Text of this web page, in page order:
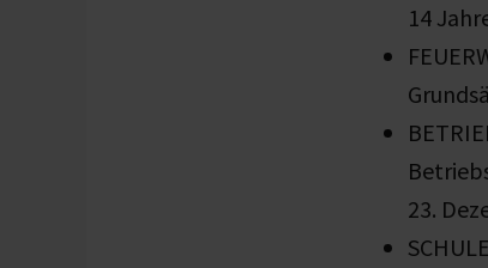
14
23.